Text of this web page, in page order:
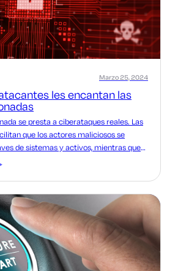
les encantan las
Marzo 25, 2024
se presta a ciberataques reales. Las
que los actores maliciosos se
de sistemas y activos, mientras que
estas prácticas crean les dan espacio